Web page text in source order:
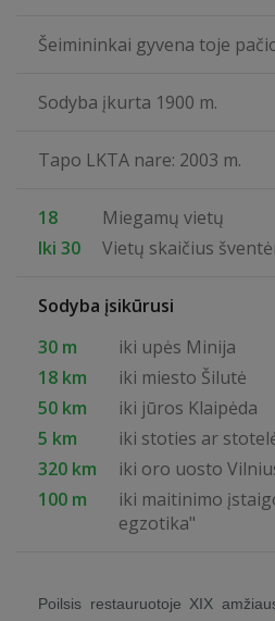
Šeimininkai gyvena toje
Sodyba įkurta 1900 m.
Tapo LKTA nare: 2003 m.
18
Miegamų vietų
Iki 30
Vietų skaičius
Sodyba įsikūrusi
30 m
iki upės Minija
18 km
iki miesto Šilutė
50 km
iki jūros Klaipėda
5 km
iki stoties ar
320 km
iki oro uosto
100 m
iki maitinimo
egzotika"
Poilsis restauruotoje XIX